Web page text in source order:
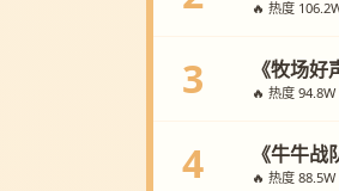
🔥 热度
3 《牧场好
🔥 热度 94.8W
4 《牛牛战
🔥 热度 88.5W